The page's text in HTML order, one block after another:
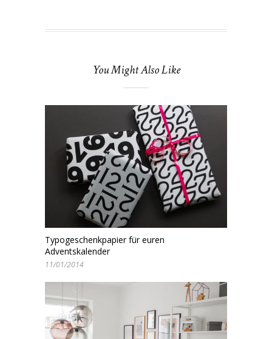
You Might Also Like
Typogeschenkpapier für euren
Adventskalender
11/01/2014